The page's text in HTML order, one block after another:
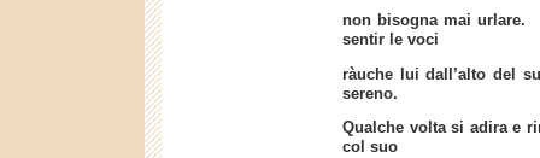
non bisogna mai urlare.
sentir le voci
ràuche lui dall’alto del
sereno.
Qualche volta si adira e
col suo